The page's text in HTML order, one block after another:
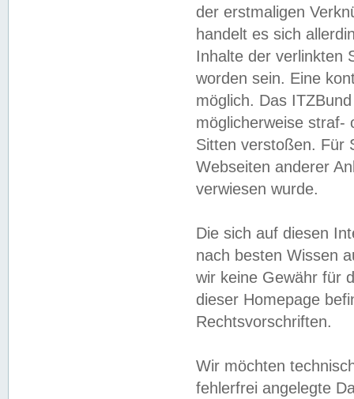
der erstmaligen
handelt es sich
Inhalte der verlinkten
worden sein. Eine
möglich. Das
möglicherweise straf-
Sitten verstoßen. Für
Webseiten anderer
verwiesen wurde.
Die sich auf diesen
nach besten Wissen
wir keine Gewähr für
dieser Homepage
Rechtsvorschriften.
Wir möchten
fehlerfrei angelegte